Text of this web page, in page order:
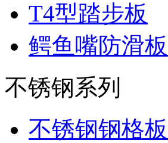
T4型踏步板
鳄鱼嘴防滑板
不锈钢系列
不锈钢钢格板